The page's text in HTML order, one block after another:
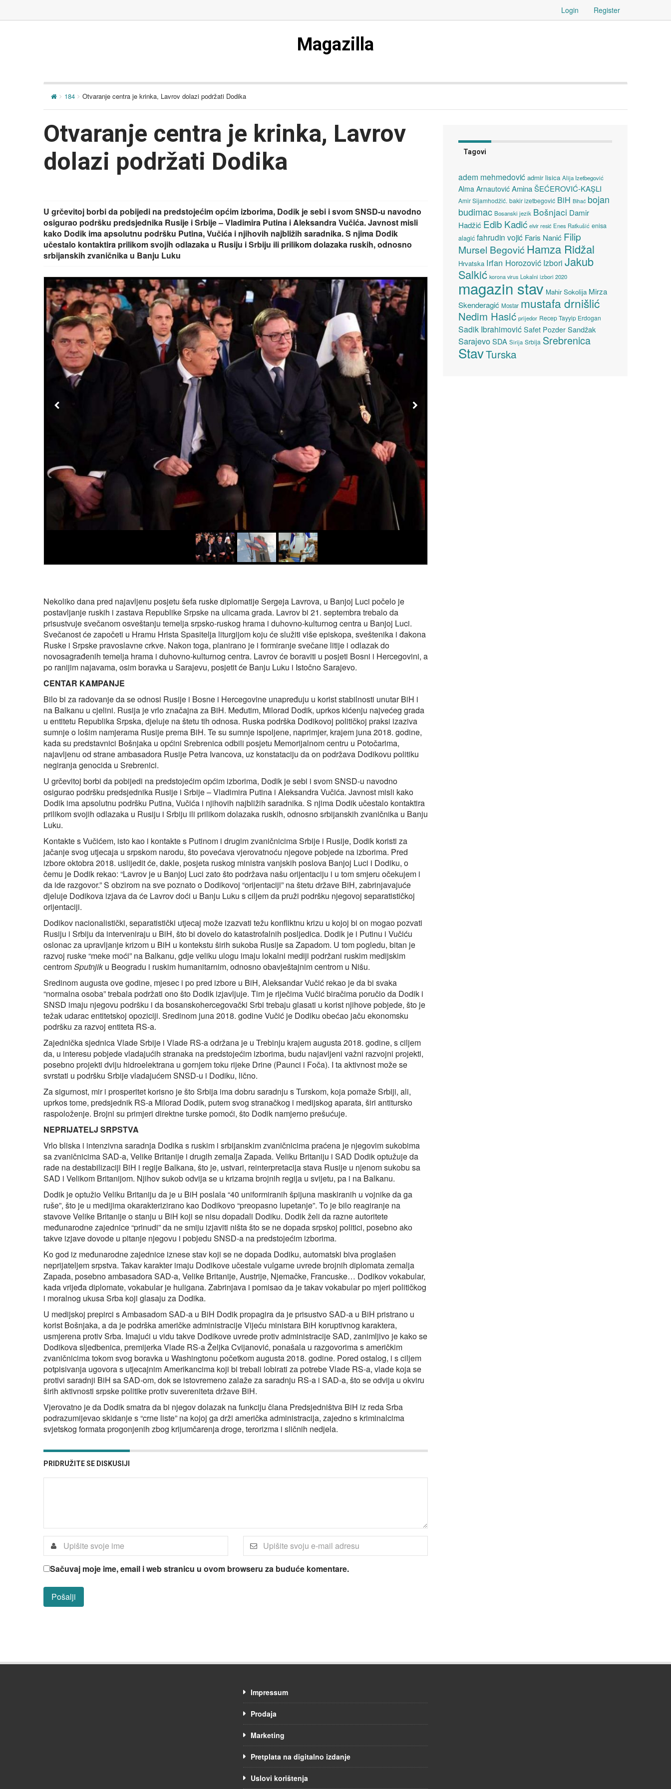
Login Register
Magazilla
184 Otvaranje centra je krinka, Lavrov dolazi podržati Dodika
Otvaranje centra je krinka, Lavrov
dolazi podržati Dodika
U grčevitoj borbi da pobijedi na predstojećim općim izborima, Dodik je sebi i svom SNSD-u navodno
osigurao podršku predsjednika Rusije i Srbije – Vladimira Putina i Aleksandra Vučića. Javnost misli
kako Dodik ima apsolutnu podršku Putina, Vučića i njihovih najbližih saradnika. S njima Dodik
učestalo kontaktira prilikom svojih odlazaka u Rusiju i Srbiju ili prilikom dolazaka ruskih, odnosno
srbijanskih zvaničnika u Banju Luku
Nekoliko dana pred najavljenu posjetu šefa ruske diplomatije Sergeja Lavrova, u Banjoj Luci počelo je
postavljanje ruskih i zastava Republike Srpske na ulicama grada. Lavrov bi 21. septembra trebalo da
prisustvuje svečanom osveštanju temelja srpsko-ruskog hrama i duhovno-kulturnog centra u Banjoj Luci.
Svečanost će započeti u Hramu Hrista Spasitelja liturgijom koju će služiti više episkopa, sveštenika i đakona
Ruske i Srpske pravoslavne crkve. Nakon toga, planirano je i formiranje svečane litije i odlazak do
novosagrađenih temelja hrama i duhovno‑kulturnog centra. Lavrov će boraviti u posjeti Bosni i Hercegovini, a
po ranijim najavama, osim boravka u Sarajevu, posjetit će Banju Luku i Istočno Sarajevo.
CENTAR KAMPANJE
Bilo bi za radovanje da se odnosi Rusije i Bosne i Hercegovine unapređuju u korist stabilnosti unutar BiH i
na Balkanu u cjelini. Rusija je vrlo značajna za BiH. Međutim, Milorad Dodik, uprkos kićenju najvećeg grada
u entitetu Republika Srpska, djeluje na štetu tih odnosa. Ruska podrška Dodikovoj političkoj praksi izaziva
sumnje o lošim namjerama Rusije prema BiH. Te su sumnje ispoljene, naprimjer, krajem juna 2018. godine,
kada su predstavnici Bošnjaka u općini Srebrenica odbili posjetu Memorijalnom centru u Potočarima,
najavljenu od strane ambasadora Rusije Petra Ivancova, uz konstataciju da on podržava Dodikovu politiku
negiranja genocida u Srebrenici.
U grčevitoj borbi da pobijedi na predstojećim općim izborima, Dodik je sebi i svom SNSD-u navodno
osigurao podršku predsjednika Rusije i Srbije – Vladimira Putina i Aleksandra Vučića. Javnost misli kako
Dodik ima apsolutnu podršku Putina, Vučića i njihovih najbližih saradnika. S njima Dodik učestalo kontaktira
prilikom svojih odlazaka u Rusiju i Srbiju ili prilikom dolazaka ruskih, odnosno srbijanskih zvaničnika u Banju
Luku.
Kontakte s Vučićem, isto kao i kontakte s Putinom i drugim zvaničnicima Srbije i Rusije, Dodik koristi za
jačanje svog utjecaja u srpskom narodu, što povećava vjerovatnoću njegove pobjede na izborima. Pred
izbore oktobra 2018. uslijedit će, dakle, posjeta ruskog ministra vanjskih poslova Banjoj Luci i Dodiku, o
čemu je Dodik rekao: “Lavrov je u Banjoj Luci zato što podržava našu orijentaciju i u tom smjeru očekujem i
da ide razgovor.” S obzirom na sve poznato o Dodikovoj “orijentaciji” na štetu države BiH, zabrinjavajuće
djeluje Dodikova izjava da će Lavrov doći u Banju Luku s ciljem da pruži podršku njegovoj separatističkoj
orijentaciji.
Dodikov nacionalistički, separatistički utjecaj može izazvati težu konfliktnu krizu u kojoj bi on mogao pozvati
Rusiju i Srbiju da interveniraju u BiH, što bi dovelo do katastrofalnih posljedica. Dodik je i Putinu i Vučiću
oslonac za upravljanje krizom u BiH u kontekstu širih sukoba Rusije sa Zapadom. U tom pogledu, bitan je
razvoj ruske “meke moći” na Balkanu, gdje veliku ulogu imaju lokalni mediji podržani ruskim medijskim
centromSputnjiku Beogradu i ruskim humanitarnim, odnosno obavještajnim centrom u Nišu.
Sredinom augusta ove godine, mjesec i po pred izbore u BiH, Aleksandar Vučić rekao je da bi svaka
“normalna osoba” trebala podržati ono što Dodik izjavljuje. Tim je riječima Vučić biračima poručio da Dodik i
SNSD imaju njegovu podršku i da bosanskohercegovački Srbi trebaju glasati u korist njihove pobjede, što je
težak udarac entitetskoj opoziciji. Sredinom juna 2018. godine Vučić je Dodiku obećao jaču ekonomsku
podršku za razvoj entiteta RS-a.
Zajednička sjednica Vlade Srbije i Vlade RS-a održana je u Trebinju krajem augusta 2018. godine, s ciljem
da, u interesu pobjede vladajućih stranaka na predstojećim izborima, budu najavljeni važni razvojni projekti,
posebno projekti dviju hidroelektrana u gornjem toku rijeke Drine (Paunci i Foča). I ta aktivnost može se
svrstati u podršku Srbije vladajućem SNSD-u i Dodiku, lično.
Za sigurnost, mir i prosperitet korisno je što Srbija ima dobru saradnju s Turskom, koja pomaže Srbiji, ali,
uprkos tome, predsjednik RS-a Milorad Dodik, putem svog stranačkog i medijskog aparata, širi antitursko
raspoloženje. Brojni su primjeri direktne turske pomoći, što Dodik namjerno prešućuje.
NEPRIJATELJ SRPSTVA
Vrlo bliska i intenzivna saradnja Dodika s ruskim i srbijanskim zvaničnicima praćena je njegovim sukobima
sa zvaničnicima SAD-a, Velike Britanije i drugih zemalja Zapada. Veliku Britaniju i SAD Dodik optužuje da
rade na destabilizaciji BiH i regije Balkana, što je, ustvari, reinterpretacija stava Rusije u njenom sukobu sa
SAD i Velikom Britanijom. Njihov sukob odvija se u krizama brojnih regija u svijetu, pa i na Balkanu.
Dodik je optužio Veliku Britaniju da je u BiH poslala “40 uniformiranih špijuna maskiranih u vojnike da ga
ruše”, što je u medijima okarakterizirano kao Dodikovo “preopasno lupetanje”. To je bilo reagiranje na
stavove Velike Britanije o stanju u BiH koji se nisu dopadali Dodiku. Dodik želi da razne autoritete
međunarodne zajednice “prinudi” da ne smiju izjaviti ništa što se ne dopada srpskoj politici, posebno ako
takve izjave dovode u pitanje njegovu i pobjedu SNSD-a na predstojećim izborima.
Ko god iz međunarodne zajednice iznese stav koji se ne dopada Dodiku, automatski biva proglašen
neprijateljem srpstva. Takav karakter imaju Dodikove učestale vulgarne uvrede brojnih diplomata zemalja
Zapada, posebno ambasadora SAD-a, Velike Britanije, Austrije, Njemačke, Francuske… Dodikov vokabular,
kada vrijeđa diplomate, vokabular je huligana. Zabrinjava i pomisao da je takav vokabular po mjeri političkog
i moralnog ukusa Srba koji glasaju za Dodika.
U medijskoj prepirci s Ambasadom SAD-a u BiH Dodik propagira da je prisustvo SAD-a u BiH pristrano u
korist Bošnjaka, a da je podrška američke administracije Vijeću ministara BiH koruptivnog karaktera,
usmjerena protiv Srba. Imajući u vidu takve Dodikove uvrede protiv administracije SAD, zanimljivo je kako se
Dodikova sljedbenica, premijerka Vlade RS-a Željka Cvijanović, ponašala u razgovorima s američkim
zvaničnicima tokom svog boravka u Washingtonu početkom augusta 2018. godine. Pored ostalog, i s ciljem
potpisivanja ugovora s utjecajnim Amerikancima koji bi trebali lobirati za potrebe Vlade RS-a, vlade koja se
protivi saradnji BiH sa SAD-om, dok se istovremeno zalaže za saradnju RS-a i SAD-a, što se odvija u okviru
širih aktivnosti srpske politike protiv suvereniteta države BiH.
Vjerovatno je da Dodik smatra da bi njegov dolazak na funkciju člana Predsjedništva BiH iz reda Srba
podrazumijevao skidanje s “crne liste” na kojoj ga drži američka administracija, zajedno s kriminalcima
svjetskog formata progonjenih zbog krijumčarenja droge, terorizma i sličnih nedjela.
PRIDRUŽITE SE DISKUSIJI
Sačuvaj moje ime, email i web stranicu u ovom browseru za buduće komentare.
Tagovi
adem mehmedović admir lisica Alija Izetbegović
Alma Arnautović Amina ŠEĆEROVIĆ-KAŞLI
Amir Sijamhodžić. bakir izetbegović BiH Bihać bojan
budimac Bosanski jezik Bošnjaci Damir
Hadžić Edib Kadić elvir resić Enes Ratkušić enisa
alagić fahrudin vojić Faris Nanić Filip
Mursel Begović Hamza Ridžal
Hrvatska Irfan Horozović Izbori Jakub
Salkić korona virus Lokalni izbori 2020
magazin stav Mahir Sokolija Mirza
Skenderagić Mostar mustafa drnišlić
Nedim Hasić prijedor Recep Tayyip Erdogan
Sadik Ibrahimović Safet Pozder Sandžak
SarajevoSDA Sirija Srbija Srebrenica
StavTurska
Impressum
Prodaja
Marketing
Pretplata na digitalno izdanje
Uslovi korištenja